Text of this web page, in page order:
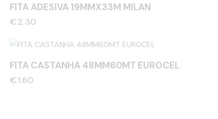
FITA ADESIVA 19MMX33M MILAN
€2.30
FITA CASTANHA 48MM60MT EUROCEL
€1.60